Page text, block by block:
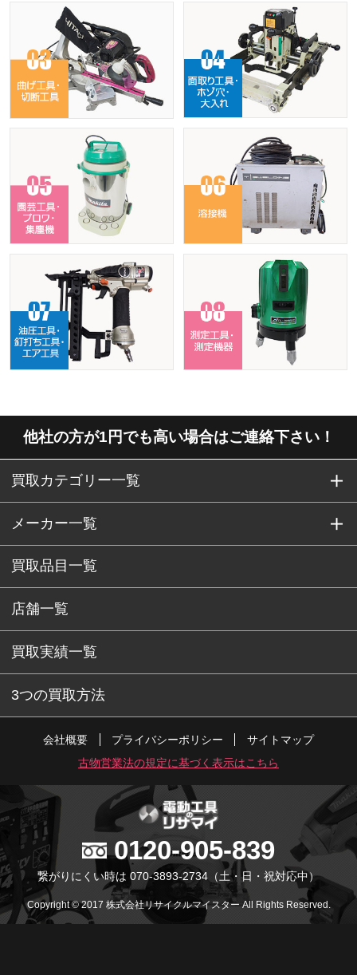
他社の方が1円でも高い場合はご連絡下さい！
買取カテゴリー一覧
メーカー一覧
買取品目一覧
店舗一覧
買取実績一覧
3つの買取方法
会社概要 プライバシーポリシー
サイトマップ
古物営業法の規定に基づく表示はこちら
0120-905-839
繋がりにくい時は 070-3893-2734 （土・日・祝対応中）
Copyright © 2017 株式会社リサイクルマイスター All Rights Reserved.